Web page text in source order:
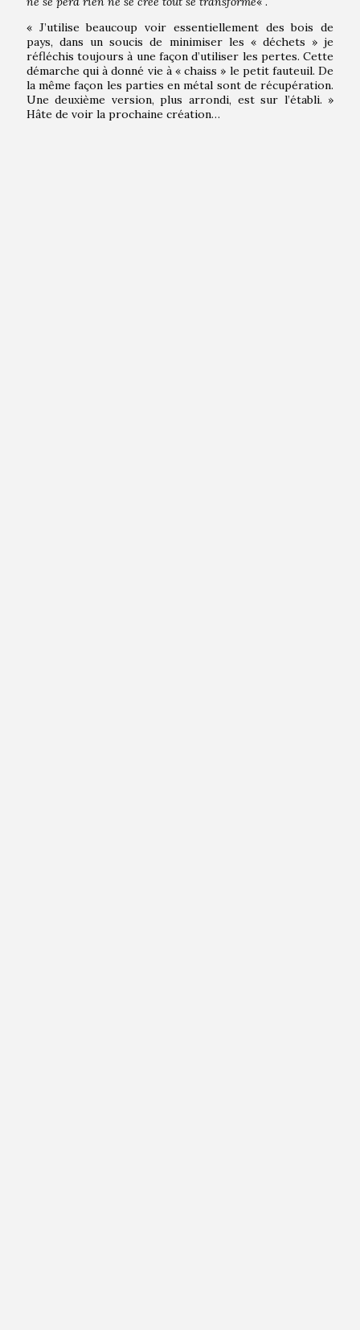
« J’utilise beaucoup voir essentiellement des bois de
pays, dans un soucis de minimiser les « déchets » je
réfléchis toujours à une façon d’utiliser les pertes. Cette
démarche qui à donné vie à « chaiss » le petit fauteuil. De
la même façon les parties en métal sont de récupération.
Une deuxième version, plus arrondi, est sur l’établi. »
Hâte de voir la prochaine création…